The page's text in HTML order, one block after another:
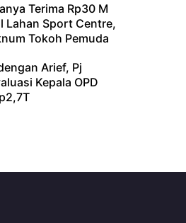
Terima Rp30 M
Lahan Sport Centre,
Tokoh Pemuda
Arief, Pj
Kepala OPD